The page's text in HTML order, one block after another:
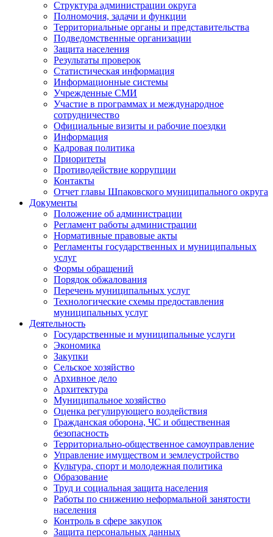
Структура администрации округа
Полномочия, задачи и функции
Территориальные органы и представительства
Подведомственные организации
Защита населения
Результаты проверок
Статистическая информация
Информационные системы
Учрежденные СМИ
Участие в программах и международное
сотрудничество
Официальные визиты и рабочие поездки
Информация
Кадровая политика
Приоритеты
Противодействие коррупции
Контакты
Отчет главы Шпаковского муниципального округа
Документы
Положение об администрации
Регламент работы администрации
Нормативные правовые акты
Регламенты государственных и муниципальных
услуг
Формы обращений
Порядок обжалования
Перечень муниципальных услуг
Технологические схемы предоставления
муниципальных услуг
Деятельность
Государственные и муниципальные услуги
Экономика
Закупки
Сельское хозяйство
Архивное дело
Архитектура
Муниципальное хозяйство
Оценка регулирующего воздействия
Гражданская оборона, ЧС и общественная
безопасность
Территориально-общественное самоуправление
Управление имуществом и землеустройство
Культура, спорт и молодежная политика
Образование
Труд и социальная защита населения
Работы по снижению неформальной занятости
населения
Контроль в сфере закупок
Защита персональных данных